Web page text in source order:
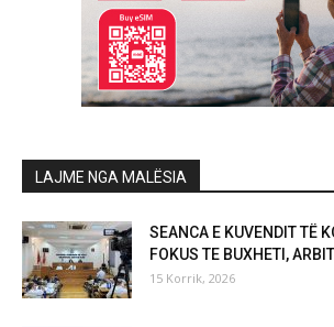
LAJME NGA MALËSIA
SEANCA E KUVENDIT TË
FOKUS TE BUXHETI,
15 Korrik, 2026